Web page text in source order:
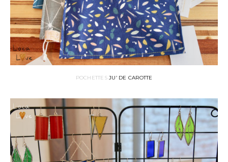
POCHETTES JU’ DE CAROTTE